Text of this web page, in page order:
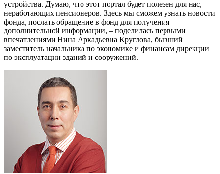
устройства. Думаю, что этот портал будет полезен для нас,
неработающих пенсионеров. Здесь мы сможем узнать новости
фонда, послать обращение в фонд для получения
дополнительной информации, – поделилась первыми
впечатлениями Нина Аркадьевна Круглова, бывший
заместитель начальника по экономике и финансам дирекции
по эксплуатации зданий и сооружений.